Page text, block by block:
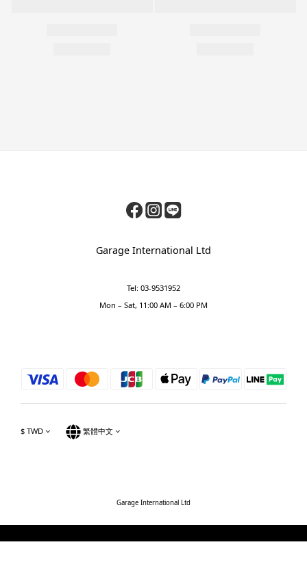
Garage International Ltd
Tel: 03-9531952
Mon – Sat, 11:00 AM – 6:00 PM
$ TWD 繁體中文
Garage International Ltd